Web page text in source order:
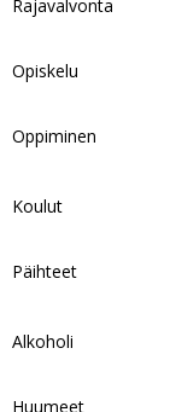
Rajavalvonta
Opiskelu
Oppiminen
Koulut
Päihteet
Alkoholi
Huumeet